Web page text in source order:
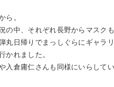
ら。
の中、それぞれ長野からマスク
丸日帰りでまっしぐらにギャラ
かれました。
入倉庸仁さんも同様にいらして